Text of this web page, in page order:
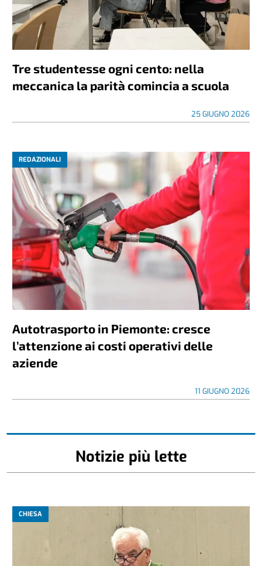
Tre studentesse ogni cento: nella
meccanica la parità comincia a scuola
25 GIUGNO 2026
REDAZIONALI
Autotrasporto in Piemonte: cresce
l’attenzione ai costi operativi delle
aziende
11 GIUGNO 2026
Notizie più lette
CHIESA